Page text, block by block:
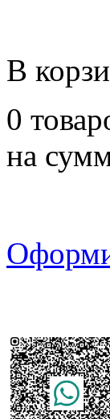
В
0
на